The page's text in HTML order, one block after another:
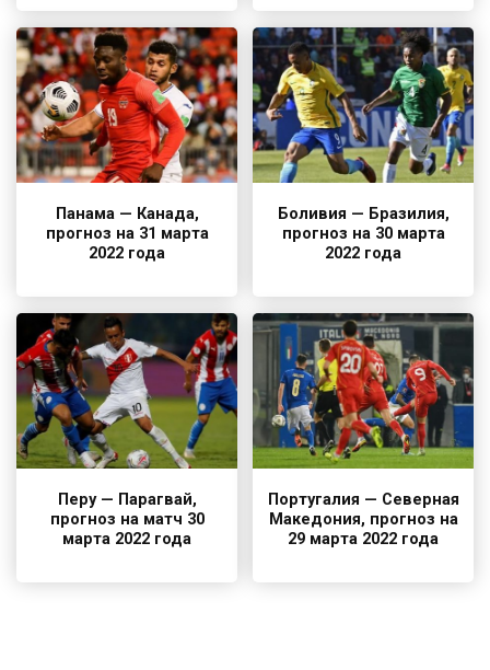
Панама — Канада,
прогноз на 31 марта
2022 года
Боливия — Бразилия,
прогноз на 30 марта
2022 года
Перу — Парагвай,
прогноз на матч 30
марта 2022 года
Португалия — Северная
Македония, прогноз на
29 марта 2022 года